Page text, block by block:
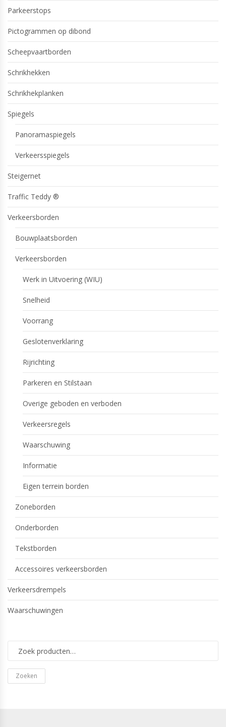
Parkeerstops
Pictogrammen op dibond
Scheepvaartborden
Schrikhekken
Schrikhekplanken
Spiegels
Panoramaspiegels
Verkeersspiegels
Steigernet
Traffic Teddy ®
Verkeersborden
Bouwplaatsborden
Verkeersborden
Werk in Uitvoering (WIU)
Snelheid
Voorrang
Geslotenverklaring
Rijrichting
Parkeren en Stilstaan
Overige geboden en verboden
Verkeersregels
Waarschuwing
Informatie
Eigen terrein borden
Zoneborden
Onderborden
Tekstborden
Accessoires verkeersborden
Verkeersdrempels
Waarschuwingen
Zoeken